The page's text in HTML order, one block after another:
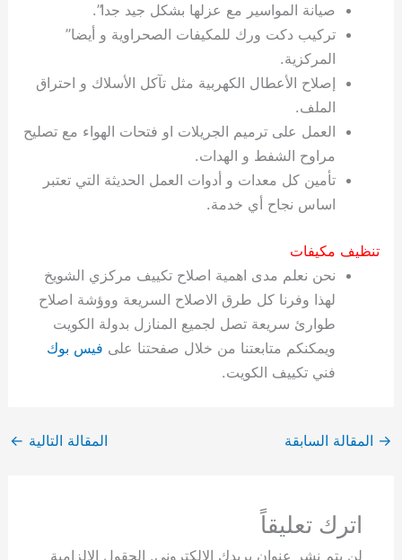
صيانة المواسير مع عزلها بشكل جيد جدا”.
تركيب دكت ورك للمكيفات الصحراوية و أيضا”
المركزية.
إصلاح الأعطال الكهربية مثل تآكل الأسلاك و احتراق
الملف.
العمل على ترميم الجريلات او فتحات الهواء مع تصليح
مراوح الشفط و الهدات.
تأمين كل معدات و أدوات العمل الحديثة التي تعتبر
اساس نجاح أي خدمة.
تنظيف مكيفات
نحن نعلم مدى اهمية اصلاح تكييف مركزي الشويخ
لهذا وفرنا كل طرق الاصلاح السريعة ووؤشة اصلاح
طوارئ سريعة تصل لجميع المنازل بدولة الكويت
ويمكنكم متابعتنا من خلال صفحتنا على فيس بوك
فني تكييف الكويت.
→ المقالة السابقة المقالة التالية ←
اترك تعليقاً
لن يتم نشر عنوان بريدك الإلكتروني. الحقول الإلزامية